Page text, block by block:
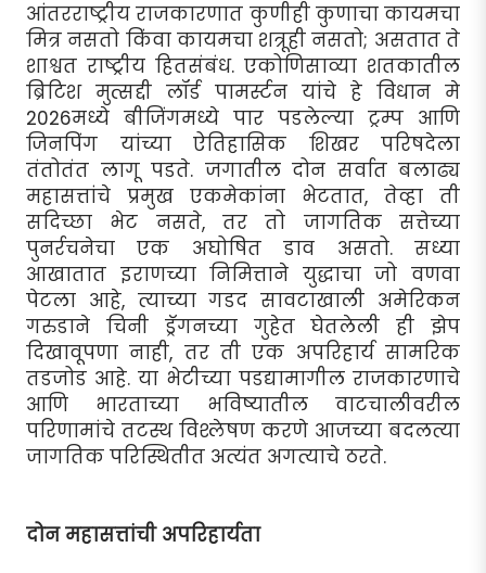
आंतरराष्ट्रीय राजकारणात कुणीही कुणाचा कायमचा
मित्र नसतो किंवा कायमचा शत्रूही नसतो; असतात ते
शाश्वत राष्ट्रीय हितसंबंध. एकोणिसाव्या शतकातील
ब्रिटिश मुत्सद्दी लॉर्ड पामर्स्टन यांचे हे विधान मे
2026मध्ये बीजिंगमध्ये पार पडलेल्या ट्रम्प आणि
जिनपिंग यांच्या ऐतिहासिक शिखर परिषदेला
तंतोतंत लागू पडते. जगातील दोन सर्वात बलाढ्य
महासत्तांचे प्रमुख एकमेकांना भेटतात, तेव्हा ती
सदिच्छा भेट नसते, तर तो जागतिक सत्तेच्या
पुनर्रचनेचा एक अघोषित डाव असतो. सध्या
आखातात इराणच्या निमित्ताने युद्धाचा जो वणवा
पेटला आहे, त्याच्या गडद सावटाखाली अमेरिकन
गरुडाने चिनी ड्रॅगनच्या गुहेत घेतलेली ही झेप
दिखावूपणा नाही, तर ती एक अपरिहार्य सामरिक
तडजोड आहे. या भेटीच्या पडद्यामागील राजकारणाचे
आणि भारताच्या भविष्यातील वाटचालीवरील
परिणामांचे तटस्थ विश्लेषण करणे आजच्या बदलत्या
जागतिक परिस्थितीत अत्यंत अगत्याचे ठरते.
दोन महासत्तांची अपरिहार्यता